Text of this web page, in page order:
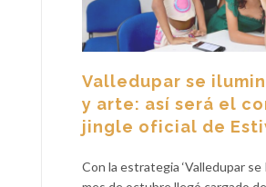
Valledupar se
y arte: así será el
jingle oficial de
Con la estrategia ‘Valledupar se